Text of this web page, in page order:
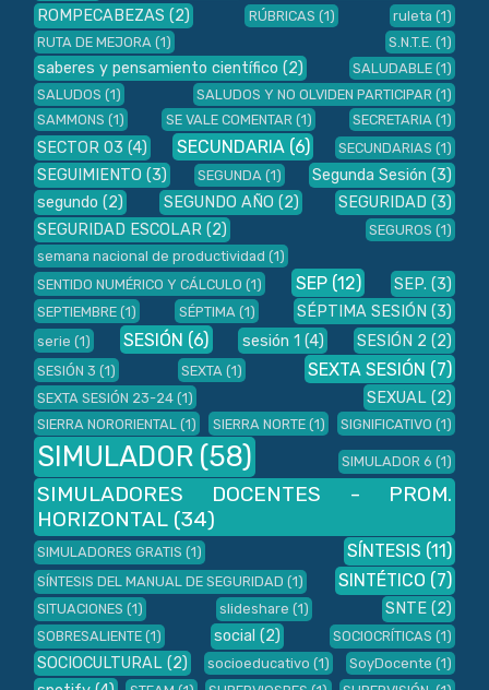
ROMPECABEZAS (2) RÚBRICAS (1) ruleta (1)
RUTA DE MEJORA (1) S.N.T.E. (1)
saberes y pensamiento científico (2) SALUDABLE (1)
SALUDOS (1) SALUDOS Y NO OLVIDEN PARTICIPAR (1)
SAMMONS (1) SE VALE COMENTAR (1) SECRETARIA (1)
SECTOR 03 (4) SECUNDARIA (6) SECUNDARIAS (1)
SEGUIMIENTO (3) SEGUNDA (1) Segunda Sesión (3)
segundo (2) SEGUNDO AÑO (2) SEGURIDAD (3)
SEGURIDAD ESCOLAR (2) SEGUROS (1)
semana nacional de productividad (1)
SENTIDO NUMÉRICO Y CÁLCULO (1) SEP (12) SEP. (3)
SEPTIEMBRE (1) SÉPTIMA (1) SÉPTIMA SESIÓN (3)
serie (1) SESIÓN (6) sesión 1 (4) SESIÓN 2 (2)
SESIÓN 3 (1) SEXTA (1) SEXTA SESIÓN (7)
SEXTA SESIÓN 23-24 (1) SEXUAL (2)
SIERRA NORORIENTAL (1) SIERRA NORTE (1) SIGNIFICATIVO (1)
SIMULADOR (58) SIMULADOR 6 (1)
SIMULADORES DOCENTES - PROM.
HORIZONTAL (34)
SIMULADORES GRATIS (1) SÍNTESIS (11)
SÍNTESIS DEL MANUAL DE SEGURIDAD (1) SINTÉTICO (7)
SITUACIONES (1) slideshare (1) SNTE (2)
SOBRESALIENTE (1) social (2) SOCIOCRÍTICAS (1)
SOCIOCULTURAL (2) socioeducativo (1) SoyDocente (1)